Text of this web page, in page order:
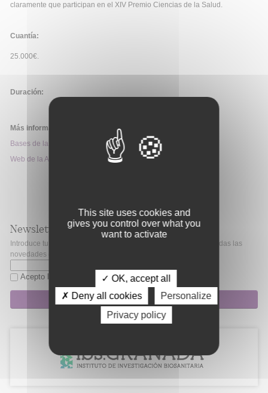
claramente que participan en el XIV Premio Ciencias de la Salud.
Cuantía:
25.000€.
Duración:
Más información:
Bases de la convocatoria
Web de la Ayuda
Newsletter
Introduce tu correo electrónico si quieres mantenerte al día de todas las
novedades de Fibao.
Acepto la política de privacidad
Suscripción
This site uses cookies and
gives you control over what you
want to activate
✓ OK, accept all
✗ Deny all cookies
Personalize
Privacy policy